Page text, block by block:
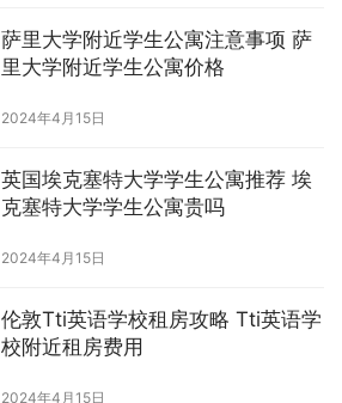
萨里大学附近学生公寓注意事项 萨
里大学附近学生公寓价格
2024年4月15日
英国埃克塞特大学学生公寓推荐 埃
克塞特大学学生公寓贵吗
2024年4月15日
伦敦Tti英语学校租房攻略 Tti英语学
校附近租房费用
2024年4月15日